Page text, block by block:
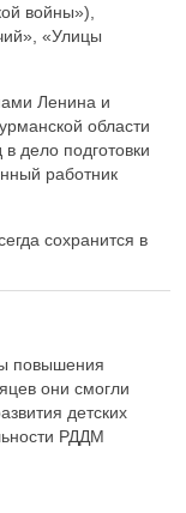
войны»),
«Улицы
Ленина и
области
дело подготовки
работник
сохранится в
повышения
они смогли
детских
РДДМ